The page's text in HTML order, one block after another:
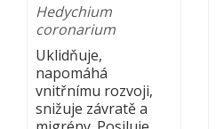
Hedychium
coronarium
Uklidňuje,
napomáhá
vnitřnímu rozvoji,
snižuje závratě a